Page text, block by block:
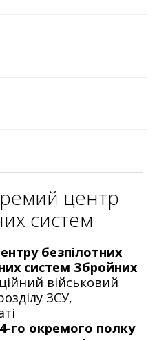
центр
систем
безпілотних
систем Збройних
військовий
ЗСУ,
го окремого полку